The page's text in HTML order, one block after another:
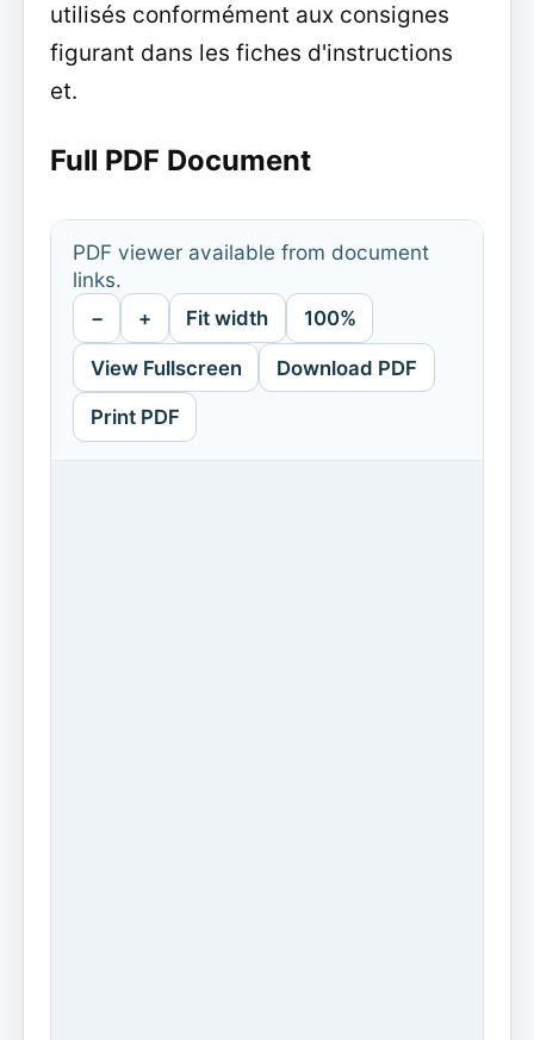
utilisés conformément aux consignes
figurant dans les fiches d'instructions
et.
Full PDF Document
PDF viewer available from document
links.
− + Fit width 100%
View Fullscreen Download PDF
Print PDF